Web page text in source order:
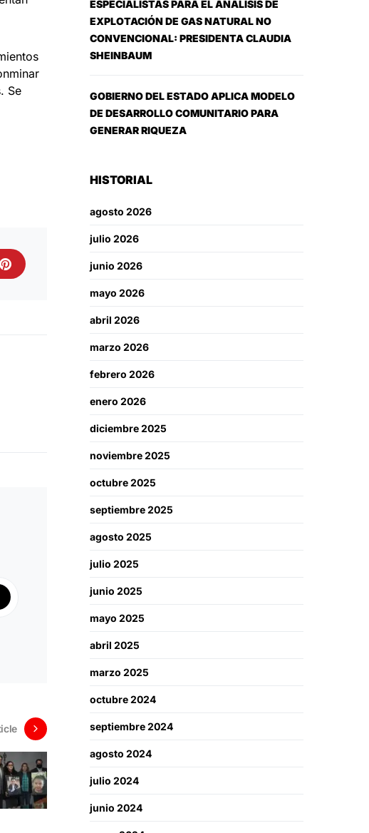
Se
ESPECIALISTAS PARA EL ANÁLISIS DE
EXPLOTACIÓN DE GAS NATURAL NO
CONVENCIONAL: PRESIDENTA CLAUDIA
SHEINBAUM
GOBIERNO DEL ESTADO APLICA MODELO
DE DESARROLLO COMUNITARIO PARA
GENERAR RIQUEZA
HISTORIAL
agosto 2026
julio 2026
junio 2026
mayo 2026
abril 2026
marzo 2026
febrero 2026
enero 2026
diciembre 2025
noviembre 2025
octubre 2025
septiembre 2025
agosto 2025
julio 2025
junio 2025
mayo 2025
abril 2025
marzo 2025
octubre 2024
septiembre 2024
agosto 2024
julio 2024
junio 2024